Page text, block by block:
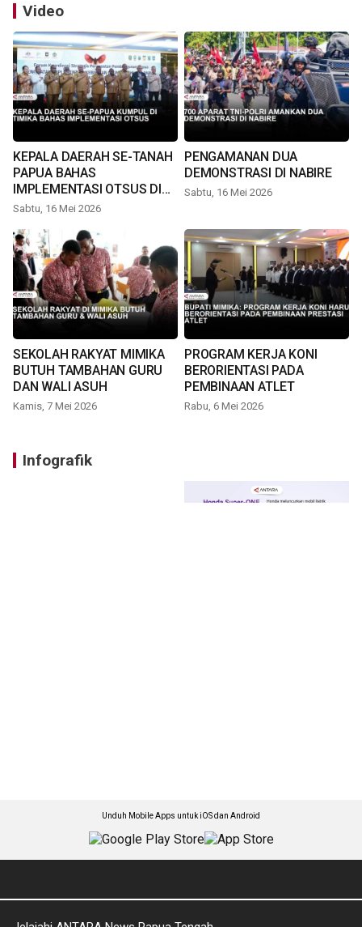
Video
KEPALA DAERAH SE-TANAH
PAPUA BAHAS
IMPLEMENTASI OTSUS DI
TIMIKA
Sabtu, 16 Mei 2026
PENGAMANAN DUA
DEMONSTRASI DI NABIRE
Sabtu, 16 Mei 2026
SEKOLAH RAKYAT MIMIKA
BUTUH TAMBAHAN GURU
DAN WALI ASUH
Kamis, 7 Mei 2026
PROGRAM KERJA KONI
BERORIENTASI PADA
PEMBINAAN ATLET
Rabu, 6 Mei 2026
Infografik
Unduh Mobile Apps untuk iOS dan Android